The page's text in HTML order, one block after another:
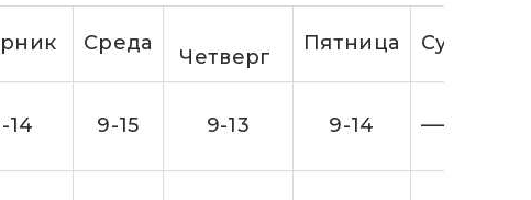
Cреда
Четверг
Пятница Суббота
14 9-15 9-13 9-14 —–